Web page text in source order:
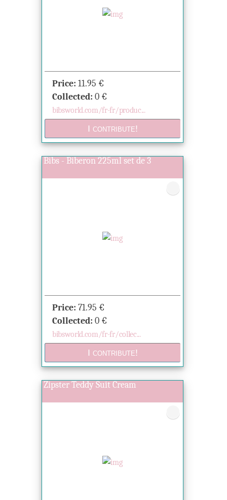
Price: 11.95 €
Collected: 0 €
bibsworld.com/fr-fr/produc...
Bibs - Biberon 225ml set de 3
Price: 71.95 €
Collected: 0 €
bibsworld.com/fr-fr/collec...
Zipster Teddy Suit Cream